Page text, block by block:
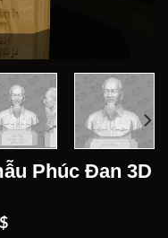
Phúc Đan 3D
Giá